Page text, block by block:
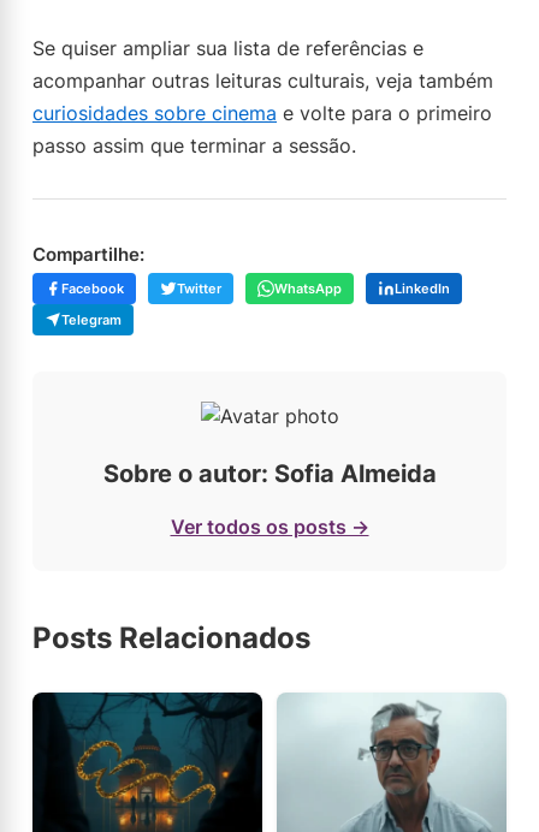
Se quiser ampliar sua lista de referências e
acompanhar outras leituras culturais, veja também
curiosidades sobre cinema e volte para o primeiro
passo assim que terminar a sessão.
Compartilhe:
Facebook Twitter WhatsApp
LinkedIn
Telegram
Sobre o autor: Sofia Almeida
Ver todos os posts →
Posts Relacionados